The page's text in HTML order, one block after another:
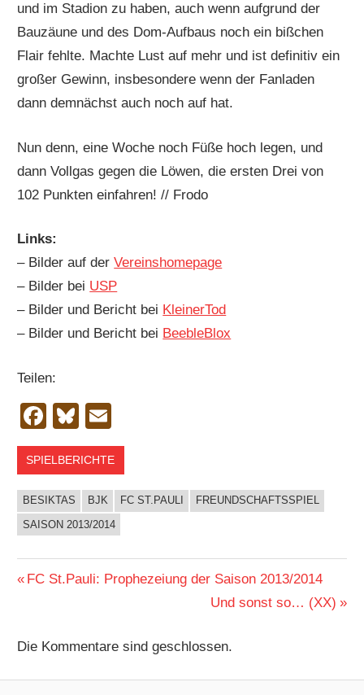
und im Stadion zu haben, auch wenn aufgrund der
Bauzäune und des Dom-Aufbaus noch ein bißchen
Flair fehlte. Machte Lust auf mehr und ist definitiv ein
großer Gewinn, insbesondere wenn der Fanladen
dann demnächst auch noch auf hat.
Nun denn, eine Woche noch Füße hoch legen, und
dann Vollgas gegen die Löwen, die ersten Drei von
102 Punkten einfahren! // Frodo
Links:
– Bilder auf derVereinshomepage
– Bilder bei USP
– Bilder und Bericht bei KleinerTod
– Bilder und Bericht bei BeebleBlox
Teilen:
Facebook
Bluesky
SPIELBERICHTE
BESIKTAS BJK FC ST.PAULI
FREUNDSCHAFTSSPIEL
SAISON 2013/2014
Beitragsnavigation
Vorheriger
FC St.Pauli: Prophezeiung der Saison 2013/2014
Nächster
Und sonst so… (XX)
Die Kommentare sind geschlossen.